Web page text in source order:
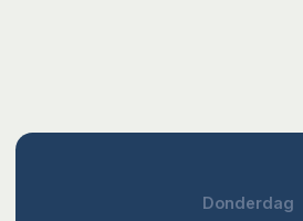
Donderdag